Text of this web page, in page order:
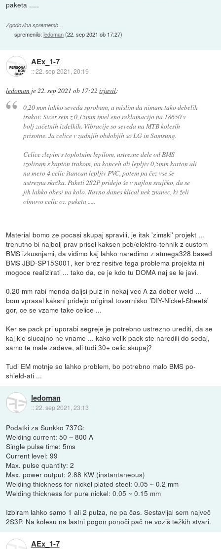
paketa .....
Zgodovina sprememb…
spremenilo:ledoman(22. sep 2021 ob 17:27)
AEx_1-7
::22. sep 2021, 20:19
ledoman je22. sep 2021 ob 17:22 izjavil:
0,20 mm lahko seveda sprobam, a mislim da nimam tako debelih
trakov. Sicer sem z 0,15mm imel eno reklamacijo na 18650 v
bolj začetnih izdelkih. Vibracije so seveda na MTB kolesih
prisotne. Ja celice v zadnjih obdobjih so LG in Samsung.
Celice zlepim s toplotnim lepilom, ustrezne dele od BMS
izoliram s kapton trakom, na konceh ali lepljiv 0,5mm karton ali
na mero 4 celic štancan lepljiv PVC, potem pa čez vse še
ustrezna skrčka. Paketi 2S2P pridejo še v najlon srajčko, da se
jih lahko obesi na kolo. Ravno danes klical nek znanec, ki želi
obnovo celic oz. paketa .....
Material bomo ze pocasi skupaj spravili, je itak 'zimski' projekt ...
trenutno bi najbolj prav prisel kaksen pcb/elektro-tehnik z custom
BMS izkusnjami, da vidimo kaj lahko naredimo z atmega328 based
BMS JBD-SP15S001, ker brez resitve tega problema projekta ni
mogoce realizirati ... tako da, ce je kdo tu DOMA naj se le javi.
0.20 mm rabi menda daljsi pulz in nekaj vec A za dober weld ...
bom vprasal kaksni pridejo original tovarnisko 'DIY-Nickel-Sheets'
gor, ce se vzame take celice ...
Ker se pack pri uporabi segreje je potrebno ustrezno urediti, da se
kaj kje slucajno ne vname ... kako velik pack ste naredili do sedaj,
samo te male zadeve, ali tudi 30+ celic skupaj?
Tudi EM motnje so lahko problem, bo potrebno malo BMS po-
shield-ati ...
ledoman
::22. sep 2021, 23:13
Podatki za Sunkko 737G:
Welding current: 50 ~ 800 A
Single pulse time: 5ms
Current level: 99
Max. pulse quantity: 2
Max. power output: 2.88 KW (instantaneous)
Welding thickness for nickel plated steel: 0.05 ~ 0.2 mm
Welding thickness for pure nickel: 0.05 ~ 0.15 mm
Izbiram lahko samo 1 ali 2 pulza, ne pa čas. Sestavljal sem največ
2S3P. Na kolesu na lastni pogon ponoči pač ne voziš težkih stvari.
AEx_1-7